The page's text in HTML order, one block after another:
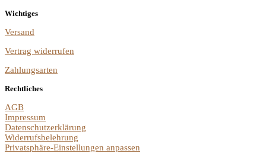
Wichtiges
Versand
Vertrag widerrufen
Zahlungsarten
Rechtliches
AGB
Impressum
Datenschutzerklärung
Widerrufsbelehrung
Privatsphäre-Einstellungen anpassen